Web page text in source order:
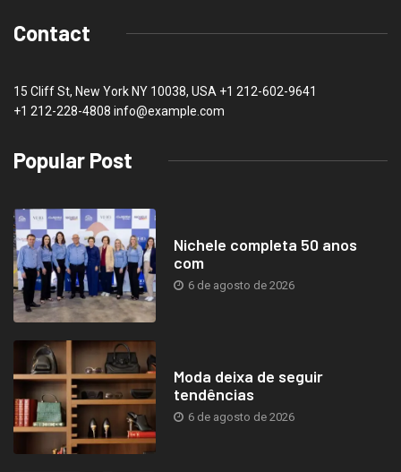
Contact
15 Cliff St, New York NY 10038, USA +1 212-602-9641
+1 212-228-4808 info@example.com
Popular Post
Nichele completa 50 anos
com
6 de agosto de 2026
Moda deixa de seguir
tendências
6 de agosto de 2026